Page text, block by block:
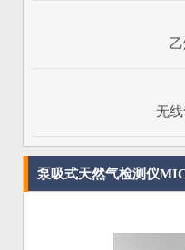
无
泵吸式天然气检测仪